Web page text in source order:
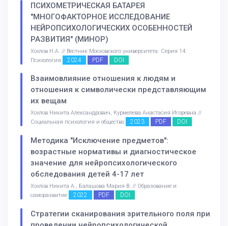
ПСИХОМЕТРИЧЕСКАЯ БАТАРЕЯ
"МНОГОФАКТОРНОЕ ИССЛЕДОВАНИЕ
НЕЙРОПСИХОЛОГИЧЕСКИХ ОСОБЕННОСТЕЙ
РАЗВИТИЯ" (МИНОР)
Хохлов Н.А. // Вестник Московского университета. Серия 14:
Психология
2024 PDF DOI
Взаимовлияние отношения к людям и
отношения к символически представляющим
их вещам
Хохлов Никита Александрович, Курмелева Анастасия Игоревна //
Социальная психология и общество
2023 PDF DOI
Методика "Исключение предметов":
возрастные нормативы и диагностическое
значение для нейропсихологического
обследования детей 4-17 лет
Хохлов Никита А., Балашова Мария В. // Образование и
саморазвитие
2022 PDF DOI
Стратегии сканирования зрительного поля при